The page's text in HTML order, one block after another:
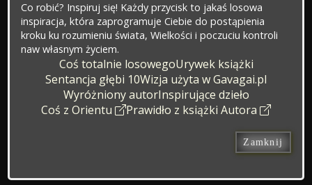
Co robić? Inspiruj się! Każdy przycisk to jakaś losowa
inspiracja, która zaprogramuje Ciebie do postąpienia
kroku ku rozumieniu świata, Wielkości i poczuciu kontroli
naw własnym życiem.
Coś totalnie losowegoUrywek książki
Sentancja głębi 10Wizja użyta w Gavagai.pl
Wyróżniony autorInspirujące dzieło
Coś z Orientu
Prawidło z książki Autora
Zamknij